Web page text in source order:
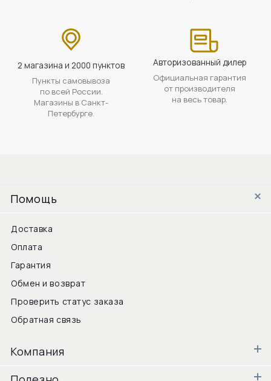
2 магазина и 2000 пунктов
Пункты самовывоза
по всей России.
Магазины в Санкт-
Петербурге.
Авторизованный дилер
Официальная гарантия
от производителя
на весь товар.
Помощь
Доставка
Оплата
Гарантия
Обмен и возврат
Проверить статус заказа
Обратная связь
Компания